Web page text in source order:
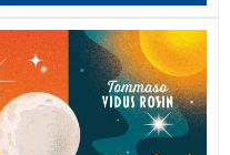
ozvezdij,
vidimo s prostim
opazimo samo s
Knjiga je prejela